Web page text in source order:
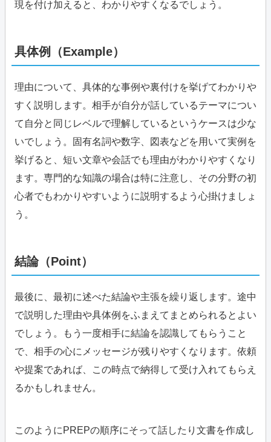
現を付け加えると、わかりやすくなるでしょう。
具体例（Example）
理由について、具体的な事例や裏付けを挙げてわかりや
すく説明します。相手が自分が話しているテーマについ
て自分と同じレベルで理解しているというケースは少な
いでしょう。固有名詞や数字、図表などを用いて実例を
挙げると、短い文章や会話でも理由がわかりやすくなり
ます。専門的な知識の場合は特に注意し、その分野の初
心者でもわかりやすいように説明するよう心掛けましょ
う。
結論（Point）
最後に、最初に述べた結論や主張を繰り返します。途中
で説明した理由や具体例をふまえてまとめられるとよい
でしょう。もう一度相手に結論を認識してもらうこと
で、相手の心にメッセージが残りやすくなります。依頼
や提案であれば、この時点で納得して受け入れてもらえ
るかもしれません。
このようにPREPの順序にそって話したり文書を作成し